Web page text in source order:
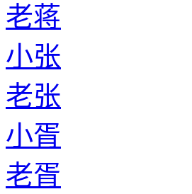
老蒋
小张
老张
小胥
老胥